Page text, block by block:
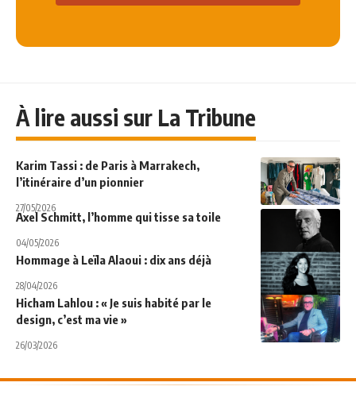
À lire aussi sur La Tribune
Karim Tassi : de Paris à Marrakech,
l’itinéraire d’un pionnier
27/05/2026
Axel Schmitt, l’homme qui tisse sa toile
04/05/2026
Hommage à Leïla Alaoui : dix ans déjà
28/04/2026
Hicham Lahlou : « Je suis habité par le
design, c’est ma vie »
26/03/2026